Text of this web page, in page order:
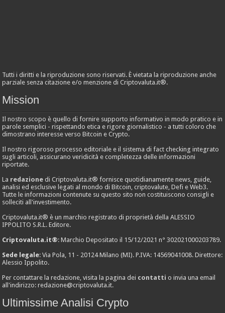
Tutti i diritti e la riproduzione sono riservati. È vietata la riproduzione anche
parziale senza citazione e/o menzione di Criptovaluta.it®.
Mission
Il nostro scopo è quello di fornire supporto informativo in modo pratico e in
parole semplici - rispettando etica e rigore giornalistico - a tutti coloro che
dimostrano interesse verso Bitcoin e Crypto.
Il nostro rigoroso processo editoriale e il sistema di fact checking integrato
sugli articoli, assicurano veridicità e completezza delle informazioni
riportate.
La redazione di Criptovaluta.it® fornisce quotidianamente news, guide,
analisi ed esclusive legati al mondo di Bitcoin, criptovalute, Defi e Web3.
Tutte le informazioni contenute su questo sito non costituiscono consigli e
solleciti all'investimento.
Criptovaluta.it® è un marchio registrato di proprietà della ALESSIO
IPPOLITO S.R.L. Editore.
Criptovaluta.it®: Marchio Depositato il 15/12/2021 n° 302021000203789.
Sede legale: Via Pola, 11 - 20124 Milano (MI). P.IVA: 14569041008. Direttore:
Alessio Ippolito.
Per contattare la redazione, visita la pagina dei contatti o invia una email
all'indirizzo:redazione@criptovaluta.it.
Ultimissime Analisi Crypto